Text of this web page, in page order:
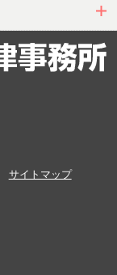
サイトマップ